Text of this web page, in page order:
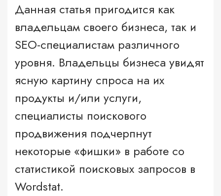
Данная статья пригодится как
владельцам своего бизнеса, так и
SEO-специалистам различного
уровня. Владельцы бизнеса увидят
ясную картину спроса на их
продукты и/или услуги,
специалисты поискового
продвижения подчерпнут
некоторые «фишки» в работе со
статистикой поисковых запросов в
Wordstat.